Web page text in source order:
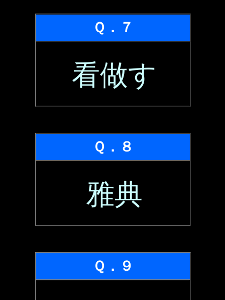
Ｑ．７
看做す
Ｑ．８
雅典
Ｑ．９